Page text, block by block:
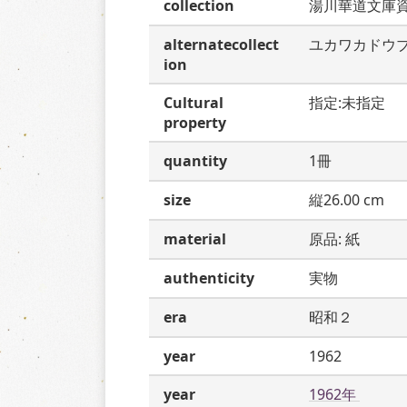
collection
湯川華道文庫
alternatecollect
ion
ユカワカドウ
Cultural
property
指定:未指定
quantity
1冊
size
縦26.00 cm
material
原品: 紙
authenticity
実物
era
昭和２
year
1962
year
1962年